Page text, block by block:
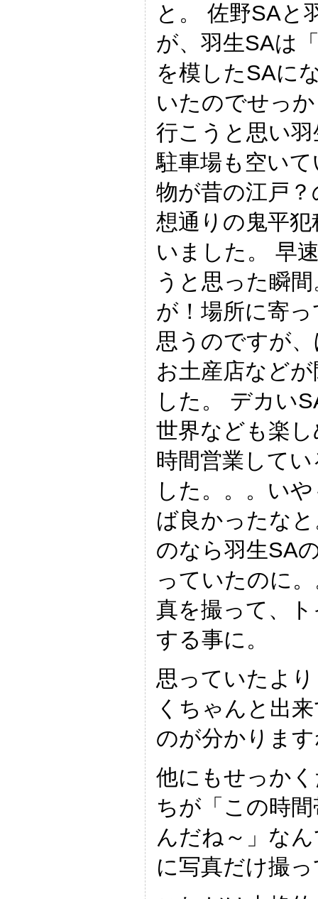
と。 佐野SAと
が、羽生SAは
を模したSAに
いたのでせっ
行こうと思い
駐車場も空い
物が昔の江戸
想通りの鬼平
いました。 早
うと思った瞬
が！場所に寄
思うのですが
お土産店など
した。 デカい
世界なども楽
時間営業して
した。。。い
ば良かったな
のなら羽生SA
っていたのに
真を撮って、
する事に。
思っていたよ
くちゃんと出
のが分かりま
他にもせっか
ちが「この時
んだね～」な
に写真だけ撮